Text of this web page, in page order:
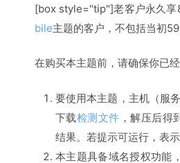
[box style="tip"]老客户永久享
bile主题的客户，不包括当初
在购买本主题前，请确保你已
要使用本主题，主机（服
下载检测文件 ，解压后
结果。若提示可运行，表
本主题具备域名授权功能